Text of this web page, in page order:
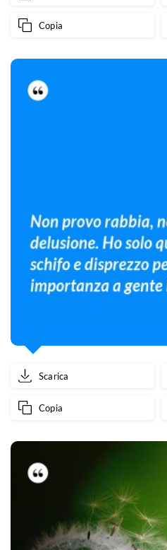
Copia
Scarica
Copia